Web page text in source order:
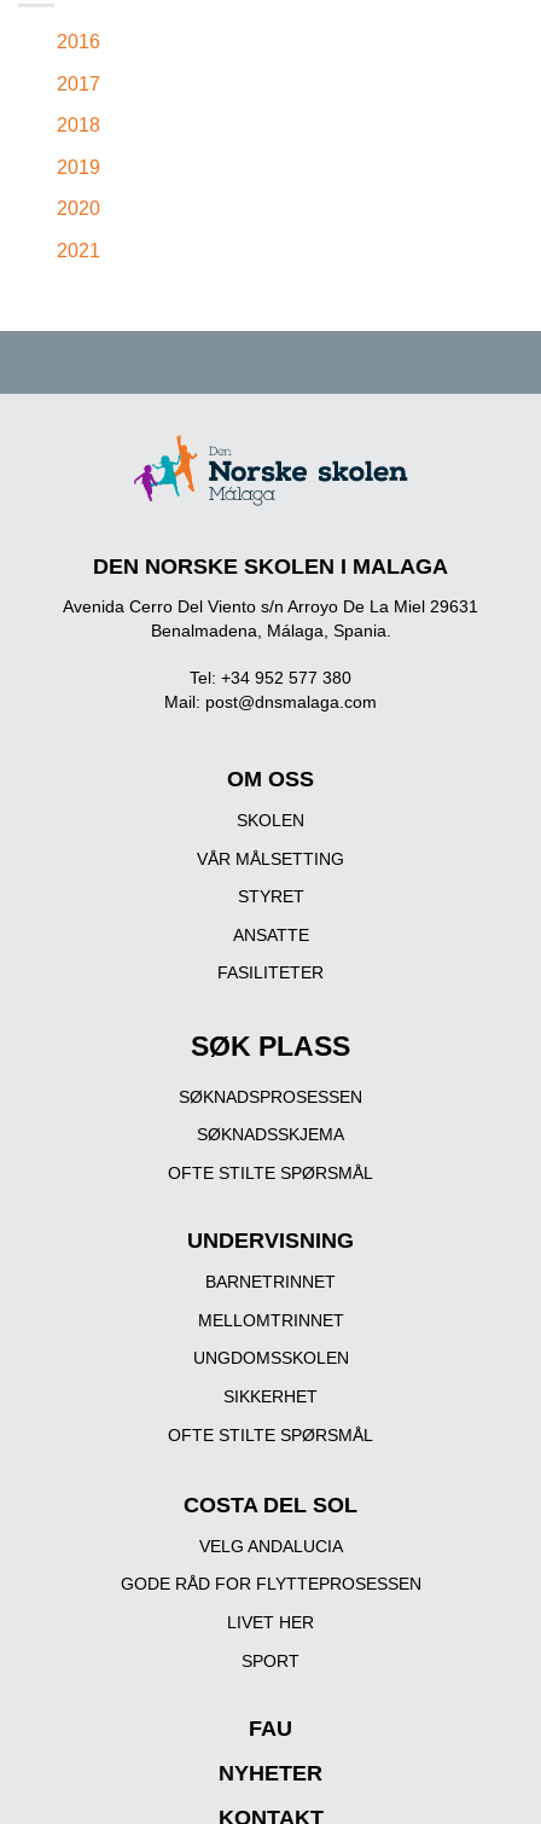
2016
2017
2018
2019
2020
2021
DEN NORSKE SKOLEN I MALAGA
Avenida Cerro Del Viento s/n Arroyo De La Miel 29631
Benalmadena, Málaga, Spania.
Tel: +34 952 577 380
Mail: post@dnsmalaga.com
OM OSS
SKOLEN
VÅR MÅLSETTING
STYRET
ANSATTE
FASILITETER
SØK PLASS
SØKNADSPROSESSEN
SØKNADSSKJEMA
OFTE STILTE SPØRSMÅL
UNDERVISNING
BARNETRINNET
MELLOMTRINNET
UNGDOMSSKOLEN
SIKKERHET
OFTE STILTE SPØRSMÅL
COSTA DEL SOL
VELG ANDALUCIA
GODE RÅD FOR FLYTTEPROSESSEN
LIVET HER
SPORT
FAU
NYHETER
KONTAKT